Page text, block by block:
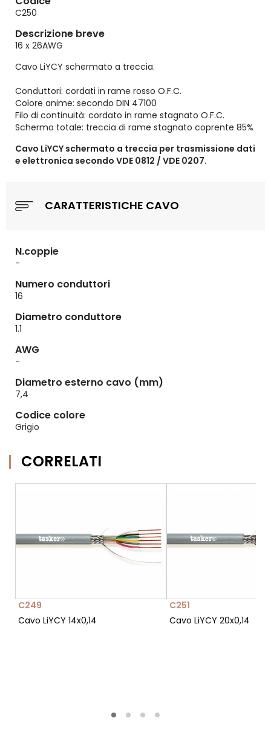
C250
Descrizione breve
16 x 26AWG
Cavo LiYCY schermato a treccia.
Conduttori: cordati in rame rosso O.F.C.
Colore anime: secondo DIN 47100
Filo di continuità: cordato in rame stagnato O.F.C.
Schermo totale: treccia di rame stagnato coprente 85%
Cavo LiYCY schermato a treccia per trasmissione dati
e elettronica secondo VDE 0812 / VDE 0207.
CARATTERISTICHE CAVO
N.coppie
-
Numero conduttori
16
Diametro conduttore
1.1
AWG
-
Diametro esterno cavo (mm)
7,4
Codice colore
Grigio
CORRELATI
C249
Cavo LiYCY 14x0,14
C251
Cavo LiYCY 20x0,14